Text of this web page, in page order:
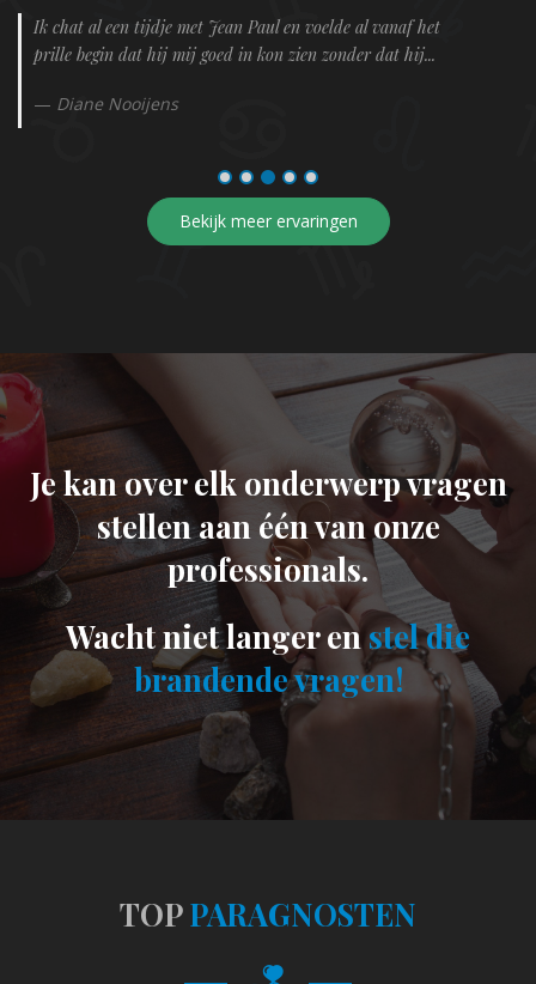
Ik chat al een tijdje met Jean Paul en voelde al vanaf het
prille begin dat hij mij goed in kon zien zonder dat hij...
Diane Nooijens
Bekijk meer ervaringen
Je kan over elk onderwerp vragen
stellen aan één van onze
professionals.
Wacht niet langer enstel die
brandende vragen!
TOPPARAGNOSTEN